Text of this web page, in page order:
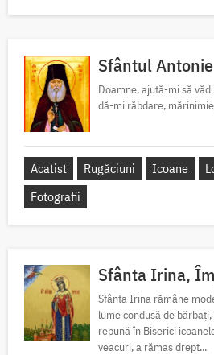
Sfântul
Doamne, ajută-mi să
dă-mi răbdare,
Acatist Rugăciuni Icoane
Fotografii
Sfânta Irina,
Sfânta Irina rămâne
lume condusă de
repună în Biserici
veacuri, a rămas drept...